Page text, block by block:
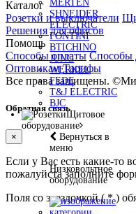
MERTEN
SHNEIDER
ELECTRIC
FONTINI
BTICHINO
JUNG
WERKEL
FEDE
T&J ELECTRIC
BJC
Щитовое
оборудование
Вернуться в
меню
Низковольтное
оборудование
Каталог
Розетки и выключатели
Решения для офисов
Помощь
Способы оплаты Способы
Оптовикам Тарифы
Все права защищены. ©
Обратная связь
×
Если у Вас есть какие-то
пожалуйста заполните
Поля со звездочкой (*)